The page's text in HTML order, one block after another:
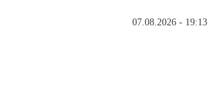
07.08.2026 - 19:13